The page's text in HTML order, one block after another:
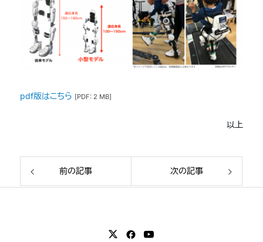
pdf版はこちら [PDF: 2 MB]
以上
前の記事 次の記事